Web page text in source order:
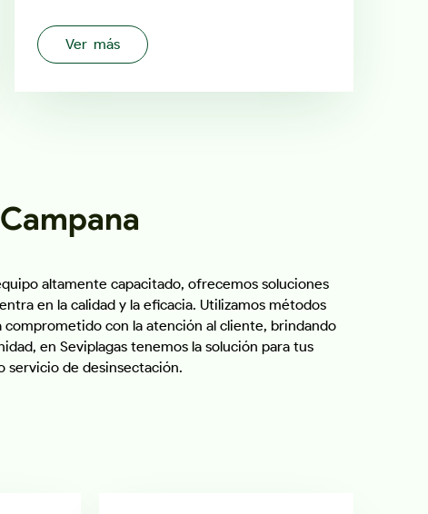
Ver más
altamente capacitado, ofrecemos soluciones
en la calidad y la eficacia. Utilizamos métodos
con la atención al cliente, brindando
en Seviplagas tenemos la solución para tus
servicio de desinsectación.